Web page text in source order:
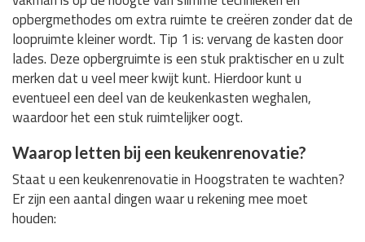
opbergmethodes om extra ruimte te creëren zonder dat de
loopruimte kleiner wordt. Tip 1 is: vervang de kasten door
lades. Deze opbergruimte is een stuk praktischer en u zult
merken dat u veel meer kwijt kunt. Hierdoor kunt u
eventueel een deel van de keukenkasten weghalen,
waardoor het een stuk ruimtelijker oogt.
Waarop letten bij een keukenrenovatie?
Staat u een keukenrenovatie in Hoogstraten te wachten?
Er zijn een aantal dingen waar u rekening mee moet
houden: